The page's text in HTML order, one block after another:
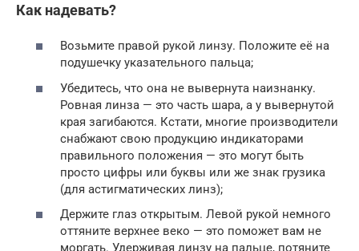
Как надевать?
Возьмите правой рукой линзу. Положите её на
подушечку указательного пальца;
Убедитесь, что она не вывернута наизнанку.
Ровная линза — это часть шара, а у вывернутой
края загибаются. Кстати, многие производители
снабжают свою продукцию индикаторами
правильного положения — это могут быть
просто цифры или буквы или же знак грузика
(для астигматических линз);
Держите глаз открытым. Левой рукой немного
оттяните верхнее веко — это поможет вам не
моргать. Удерживая линзу на пальце, потяните